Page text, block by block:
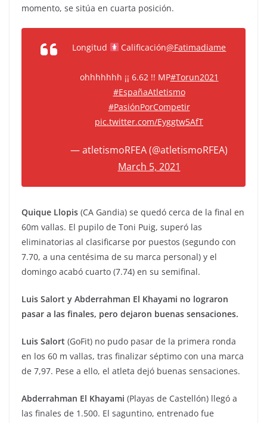
momento, se sitúa en cuarta posición.
Longitud Calificación@Fatimadiame
ohhhhhhh ¡¡ 6.62 !! MP#Torun2021
#EspañaAtletismo
#PasiónPorCompetir
pic.twitter.com/Eyggtw5AfT
— atletismoRFEA (@atletismoRFEA)
March 5, 2021
Quique Llopis (CA Gandia) se quedó cerca de la final en
60m vallas. El pupilo de Toni Puig, superó las
eliminatorias al clasificarse por puestos (segundo con
7.70, a una centésima de su marca personal) y el
domingo acabó cuarto (7.74) en su semifinal.
Luis Salort y Abderrahman El Khayami no lograron
pasar a las finales, pero dejaron buenas sensaciones.
Luis Salort (GoFit) no pudo pasar de la primera ronda
en los 60 m vallas, tras finalizar séptimo con una marca
de 7,97. Pese a ello, el atleta dejó buenas sensaciones.
Abderrahman El Khayami (Playas de Castellón) llegó a
las finales de 1.500. El saguntino, entrenado fue